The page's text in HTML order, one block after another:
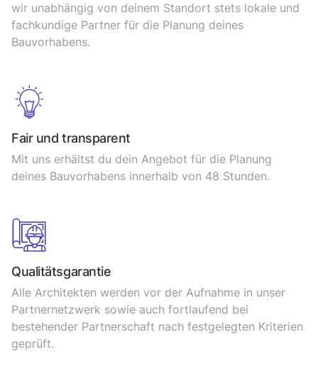
wir unabhängig von deinem Standort stets lokale und
fachkundige Partner für die Planung deines
Bauvorhabens.
Fair und transparent
Mit uns erhältst du dein Angebot für die Planung
deines Bauvorhabens innerhalb von 48 Stunden.
Qualitätsgarantie
Alle Architekten werden vor der Aufnahme in unser
Partnernetzwerk sowie auch fortlaufend bei
bestehender Partnerschaft nach festgelegten Kriterien
geprüft.